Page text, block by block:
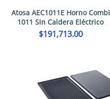
Atosa AEC1011E Horno Combi
1011 Sin Caldera Eléctrico
$191,713.00